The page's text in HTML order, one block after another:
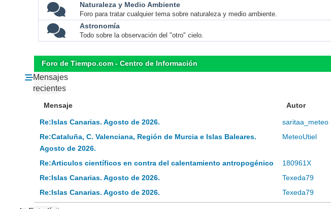
Naturaleza y Medio Ambiente
Foro para tratar cualquier tema sobre naturaleza y medio ambiente.
Astronomía
Todo sobre la observación del "otro" cielo.
Foro de Tiempo.com - Centro de Información
Mensajes
recientes
Mensaje Autor
Re:Islas Canarias. Agosto de 2026. saritaa_meteo
Re:Cataluña, C. Valenciana, Región de Murcia e Islas Baleares.
Agosto de 2026.
MeteoUtiel
Re:Articulos científicos en contra del calentamiento antropogénico 180961X
Re:Islas Canarias. Agosto de 2026.
Texeda79
Re:Islas Canarias. Agosto de 2026.
Texeda79